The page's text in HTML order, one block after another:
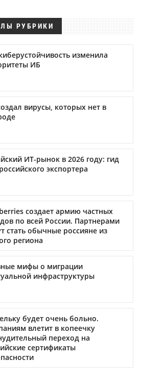
РУБРИКИ
изменила
ИБ
вирусы, которых нет в
ИТ-рынок в 2026 году: гид
экспортера
создает армию частных
по всей России. Партнерами
стать обычные россияне из
региона
мифы о миграции
инфраструктуры
будет очень больно.
влетит в копеечку
переход на
сертификаты